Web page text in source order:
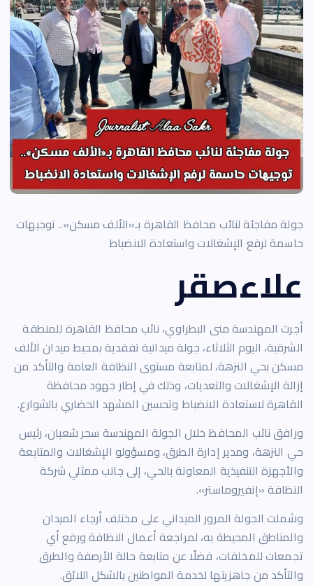
جولة مفاجئة لنائب محافظ القاهرة بـ«الألف مسكن».. توجيهات
حاسمة لرفع الإشغالات واستعادة الانضباط
علاءصقر
أجرت المهندسة منى البطراوي، نائب محافظ القاهرة للمنطقة
الشرقية، اليوم الثلاثاء، جولة ميدانية تفقدية بمحيط ميدان الألف
مسكن بحي النزهة، لمتابعة مستوى النظافة العامة والتأكد من
إزالة الإشغالات والتعديات، وذلك في إطار جهود محافظة
القاهرة لاستعادة الانضباط وتحسين المشهد الحضاري بالشوارع.
ورافق نائب المحافظ خلال الجولة المهندسة سحر شعبان، رئيس
حي النزهة، ومدير إدارة الطرق، ومسؤولو الإشغالات والمتابعة
والأجهزة التنفيذية المعاونة بالحي، إلى جانب ممثلي شركة
النظافة «إنفيروماستر».
وشملت الجولة المرور الميداني على مختلف أرجاء الميدان
والمناطق المحيطة به، لمراجعة أعمال النظافة ورفع أي
تجمعات للمخلفات، فضلًا عن متابعة حالة الأرصفة والطرق
والتأكد من جاهزيتها لخدمة المواطنين بالشكل اللائق.